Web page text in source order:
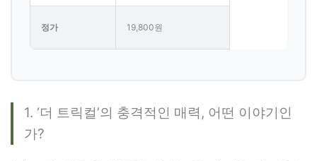
정가 19,800원
1. ‘더 트릭컬’의 충격적인 매력, 어떤 이야기인
가?